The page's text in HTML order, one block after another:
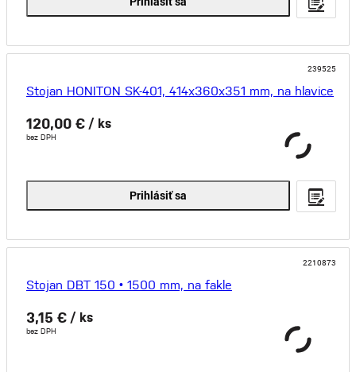
239525
Stojan HONITON SK-401, 414x360x351 mm, na hlavice
120,00 € / ks
bez DPH
Prihlásiť sa
2210873
Stojan DBT 150 • 1500 mm, na fakle
3,15 € / ks
bez DPH